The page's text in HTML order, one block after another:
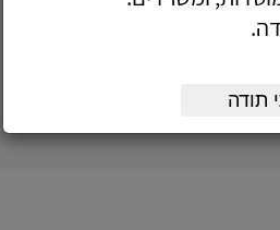
תודה